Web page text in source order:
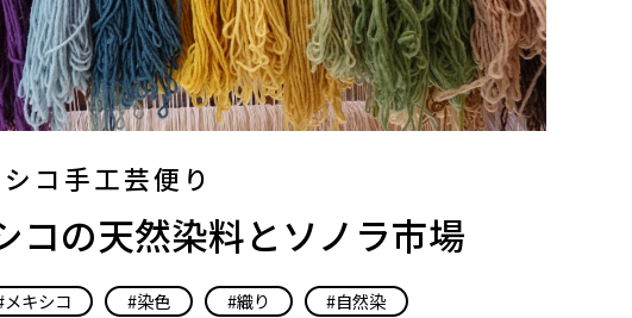
コ手工芸便り
コの天然染料とソノラ市場
メキシコ 染色 織り 自然染